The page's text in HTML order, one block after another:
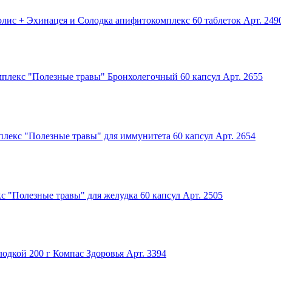
+ Эхинацея и Солодка апифитокомплекс 60 таблеток Арт.
"Полезные травы" Бронхолегочный 60 капсул Арт. 2655
"Полезные травы" для иммунитета 60 капсул Арт. 2654
"Полезные травы" для желудка 60 капсул Арт. 2505
200 г Компас Здоровья Арт. 3394